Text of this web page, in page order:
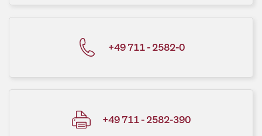
+49 711 - 2582-0
+49 711 - 2582-390